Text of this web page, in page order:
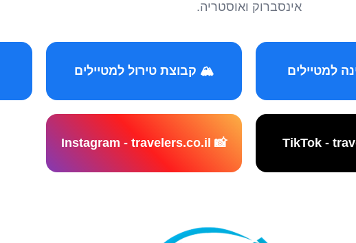
אינסברוק ואוסטריה.
🏔️ קבוצת טירול למטיילים
📸 Instagram - travelers.co.il